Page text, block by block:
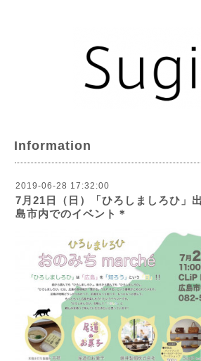
Information
2019-06-28 17:32:00
7月21日（日）「ひろしましろひ」
島市内でのイベント＊